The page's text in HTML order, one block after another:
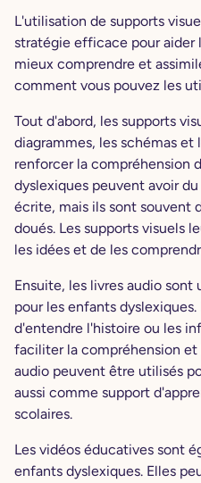
L'utilisation de supports
stratégie efficace pour aider
mieux comprendre et
comment vous pouvez les
Tout d'abord, les supports
diagrammes, les schémas et
renforcer la compréhension
dyslexiques peuvent avoir
écrite, mais ils sont souvent
doués. Les supports visuels
les idées et de les
Ensuite, les livres audio
pour les enfants
d'entendre l'histoire ou les
faciliter la compréhension et
audio peuvent être utilisés
aussi comme support
scolaires.
Les vidéos éducatives sont
enfants dyslexiques. Elles